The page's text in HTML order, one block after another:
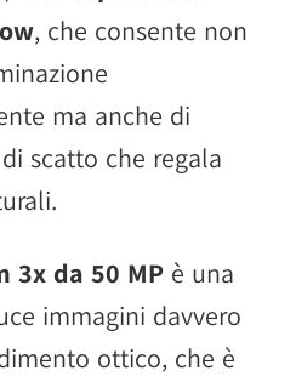
, che consente non
ma anche di
scatto che regala
3x da 50 MP è una
immagini davvero
ottico, che è